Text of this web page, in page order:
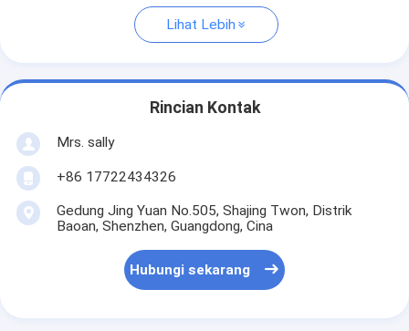
Lihat Lebih
Rincian Kontak
Mrs. sally
+86 17722434326
Gedung Jing Yuan No.505, Shajing Twon, Distrik
Baoan, Shenzhen, Guangdong, Cina
Hubungi sekarang